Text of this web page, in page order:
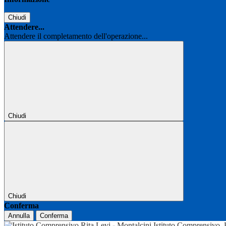
Chiudi
Attendere...
Attendere il completamento dell'operazione...
Chiudi
Chiudi
Conferma
Annulla Conferma